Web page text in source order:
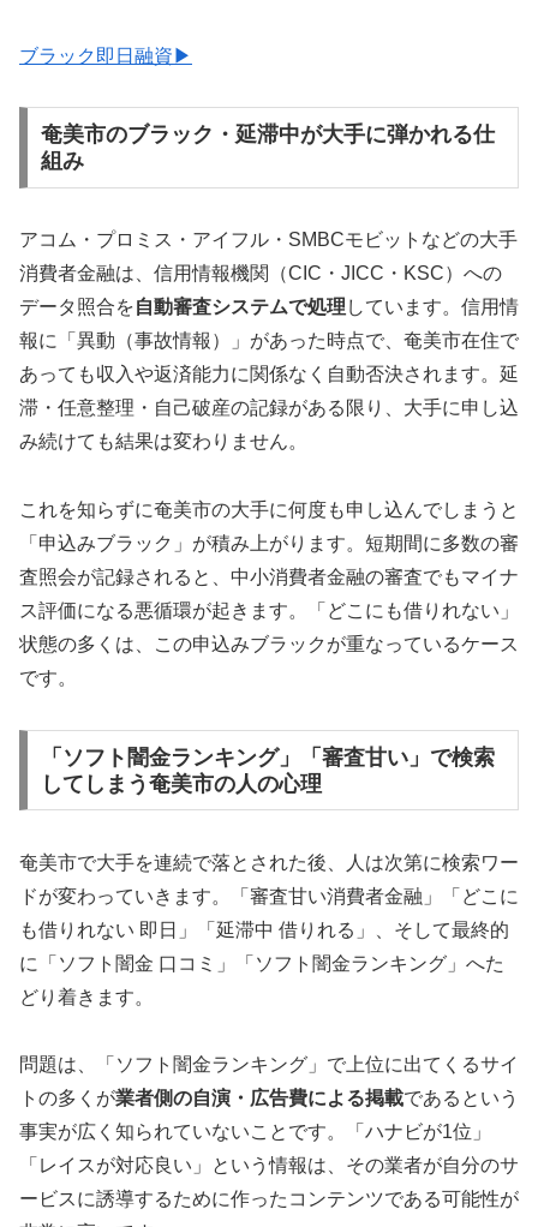
ブラック即日融資▶
奄美市のブラック・延滞中が大手に弾かれる仕
組み
アコム・プロミス・アイフル・SMBCモビットなどの大手
消費者金融は、信用情報機関（CIC・JICC・KSC）への
データ照合を自動審査システムで処理 しています。信用情
報に「異動（事故情報）」があった時点で、奄美市在住で
あっても収入や返済能力に関係なく自動否決されます。延
滞・任意整理・自己破産の記録がある限り、大手に申し込
み続けても結果は変わりません。
これを知らずに奄美市の大手に何度も申し込んでしまうと
「申込みブラック」が積み上がります。短期間に多数の審
査照会が記録されると、中小消費者金融の審査でもマイナ
ス評価になる悪循環が起きます。「どこにも借りれない」
状態の多くは、この申込みブラックが重なっているケース
です。
「ソフト闇金ランキング」「審査甘い」で検索
してしまう奄美市の人の心理
奄美市で大手を連続で落とされた後、人は次第に検索ワー
ドが変わっていきます。「審査甘い消費者金融」「どこに
も借りれない 即日」「延滞中 借りれる」、そして最終的
に「ソフト闇金 口コミ」「ソフト闇金ランキング」へた
どり着きます。
問題は、「ソフト闇金ランキング」で上位に出てくるサイ
トの多くが業者側の自演・広告費による掲載であるという
事実が広く知られていないことです。「ハナビが1位」
「レイスが対応良い」という情報は、その業者が自分のサ
ービスに誘導するために作ったコンテンツである可能性が